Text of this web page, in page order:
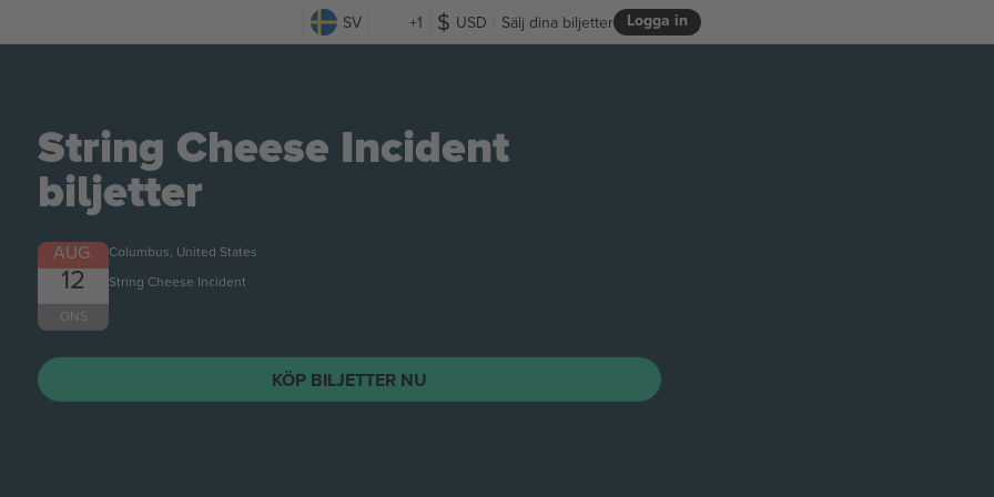
SV +1 USD Logga in
Sälj dina biljetter
NU